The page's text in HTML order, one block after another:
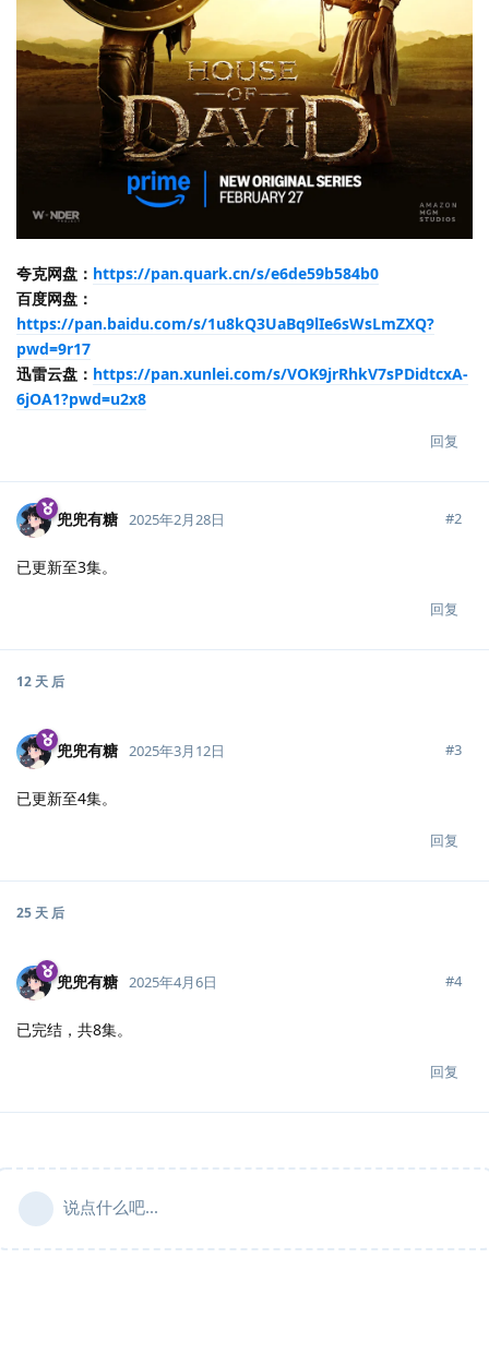
夸克网盘： https://pan.quark.cn/s/e6de59b584b0
百度网盘：
https://pan.baidu.com/s/1u8kQ3UaBq9lIe6sWsLmZXQ?
pwd=9r17
迅雷云盘： https://pan.xunlei.com/s/VOK9jrRhkV7sPDidtcxA-
6jOA1?pwd=u2x8
回复
兜兜有糖 2025年2月28日 #2
已更新至3集。
回复
12 天 后
兜兜有糖 2025年3月12日 #3
已更新至4集。
回复
25 天 后
兜兜有糖 2025年4月6日 #4
已完结，共8集。
回复
说点什么吧...